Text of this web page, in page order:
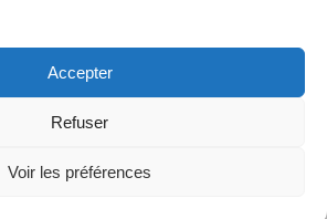
Accepter
Refuser
Voir les préférences